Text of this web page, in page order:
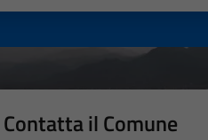
Contatta il Comune